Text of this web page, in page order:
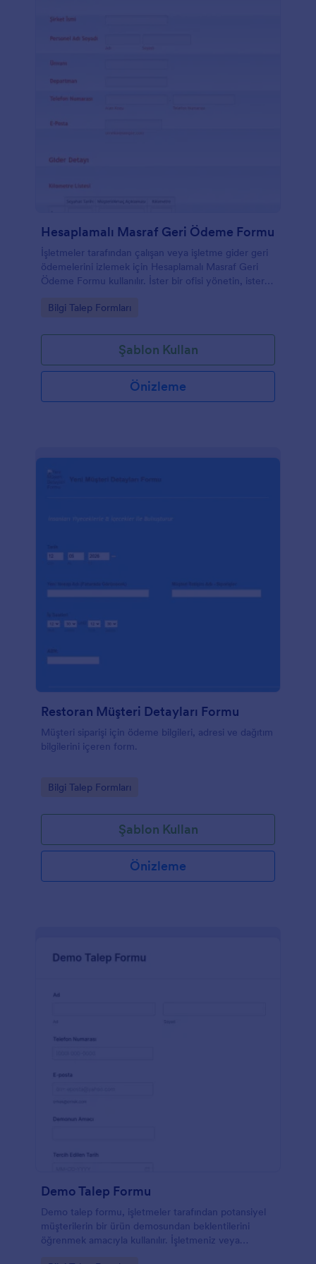
Hesaplamalı Masraf Geri Ödeme Formu
İşletmeler tarafından çalışan veya işletme gider geri
ödemelerini izlemek için Hesaplamalı Masraf Geri
Ödeme Formu kullanılır. İster bir ofisi yönetin, ister
akışının gerekli bir parçasıdır. Hesaplamalı Masraf
şekilde takip etmenize yardımcı olabilir. Jotform'un
100'den fazla güçlü entegrasyonu sayesinde bilgileri
Google E-Tablolar, Google Drive veya Dropbox gibi
diğer hesaplarınıza otomatik olarak gönderebilir,
Form Oluşturucumuzu kullanarak Hesaplamalı
Go to Category:
Bilgi Talep Formları
Şablon Kullan
Önizleme
Restoran Müşteri Detayları Formu
Müşteri siparişi için ödeme bilgileri, adresi ve dağıtım
bilgilerini içeren form.
Go to Category:
Bilgi Talep Formları
Şablon Kullan
Önizleme
Demo Talep Formu
Demo talep formu, işletmeler tarafından potansiyel
müşterilerin bir ürün demosundan beklentilerini
öğrenmek amacıyla kullanılır. İşletmeniz veya